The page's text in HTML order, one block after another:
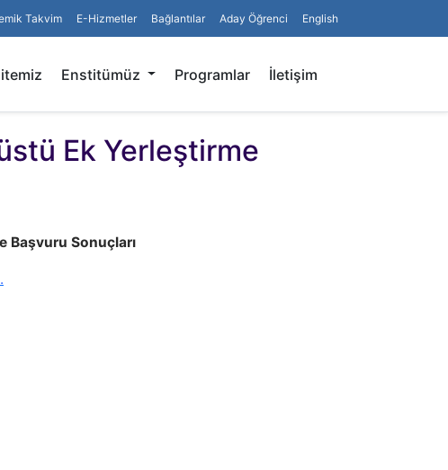
Takvim E-Hizmetler Bağlantılar Aday Öğrenci English
Enstitümüz Programlar İletişim
Ek Yerleştirme
Başvuru Sonuçları